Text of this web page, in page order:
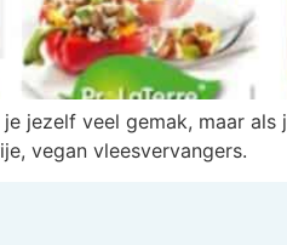
jezelf veel gemak, maar
vegan vleesvervangers.